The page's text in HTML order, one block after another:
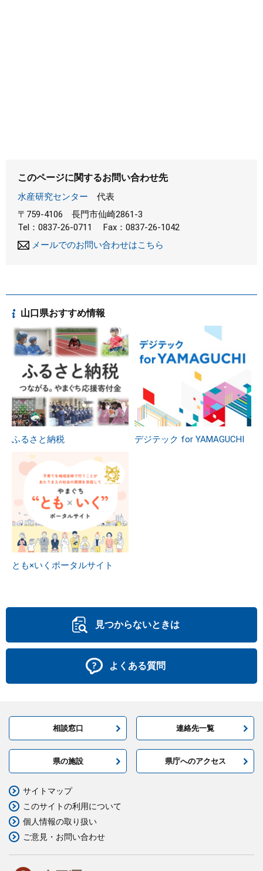
このページに関するお問い合わせ先
水産研究センター
代表
〒759-4106
長門市仙崎2861-3
Tel：0837-26-0711
Fax：0837-26-1042
メールでのお問い合わせはこちら
山口県おすすめ情報
ふるさと納税 デジテック for YAMAGUCHI
とも×いくポータルサイト
見つからないときは
よくある質問
相談窓口 連絡先一覧
県の施設 県庁へのアクセス
サイトマップ
このサイトの利用について
個人情報の取り扱い
ご意見・お問い合わせ